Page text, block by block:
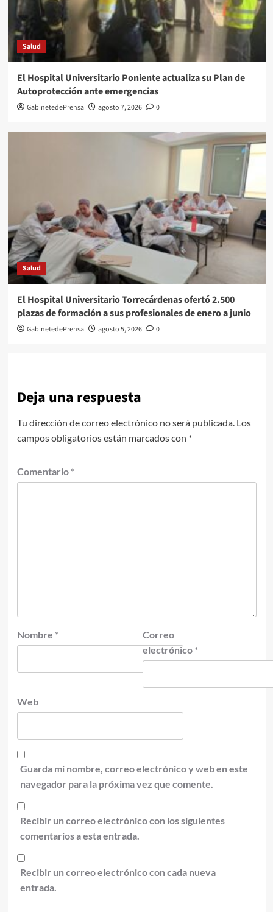
Salud
El Hospital Universitario Poniente actualiza su Plan de
Autoprotección ante emergencias
GabinetedePrensa agosto 7, 2026 0
Salud
El Hospital Universitario Torrecárdenas ofertó 2.500
plazas de formación a sus profesionales de enero a junio
GabinetedePrensa agosto 5, 2026 0
Deja una respuesta
Tu dirección de correo electrónico no será publicada. Los
campos obligatorios están marcados con *
Comentario *
Nombre *
Correo
electrónico *
Web
Guarda mi nombre, correo electrónico y web en este
navegador para la próxima vez que comente.
Recibir un correo electrónico con los siguientes
comentarios a esta entrada.
Recibir un correo electrónico con cada nueva
entrada.